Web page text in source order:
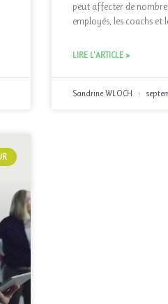
peut affecter de
employés, les coachs et
LIRE L'ARTICLE »
Sandrine WLOCH